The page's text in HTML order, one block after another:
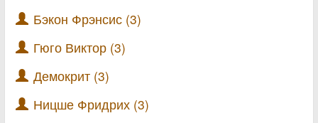
Бэкон Фрэнсис (3)
Гюго Виктор (3)
Демокрит (3)
Ницше Фридрих (3)